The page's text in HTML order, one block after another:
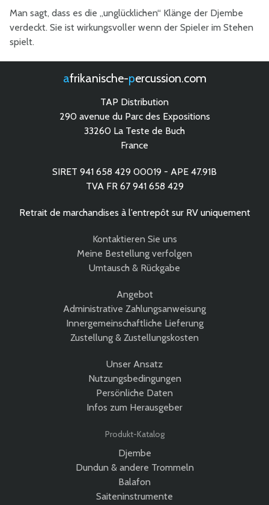
Man sagt, dass es die „unglücklichen“ Klänge der Djembe
verdeckt. Sie ist wirkungsvoller wenn der Spieler im Stehen
spielt.
afrikanische- percussion.com
TAP Distribution
290 avenue du Parc des Expositions
33260 La Teste de Buch
France
SIRET 941 658 429 00019 - APE 47.91B
TVA FR 67 941 658 429
Retrait de marchandises à l’entrepôt sur RV uniquement
Kontaktieren Sie uns
Meine Bestellung verfolgen
Umtausch & Rückgabe
Angebot
Administrative Zahlungsanweisung
Innergemeinschaftliche Lieferung
Zustellung & Zustellungskosten
Unser Ansatz
Nutzungsbedingungen
Persönliche Daten
Infos zum Herausgeber
Produkt-Katalog
Djembe
Dundun & andere Trommeln
Balafon
Saiteninstrumente